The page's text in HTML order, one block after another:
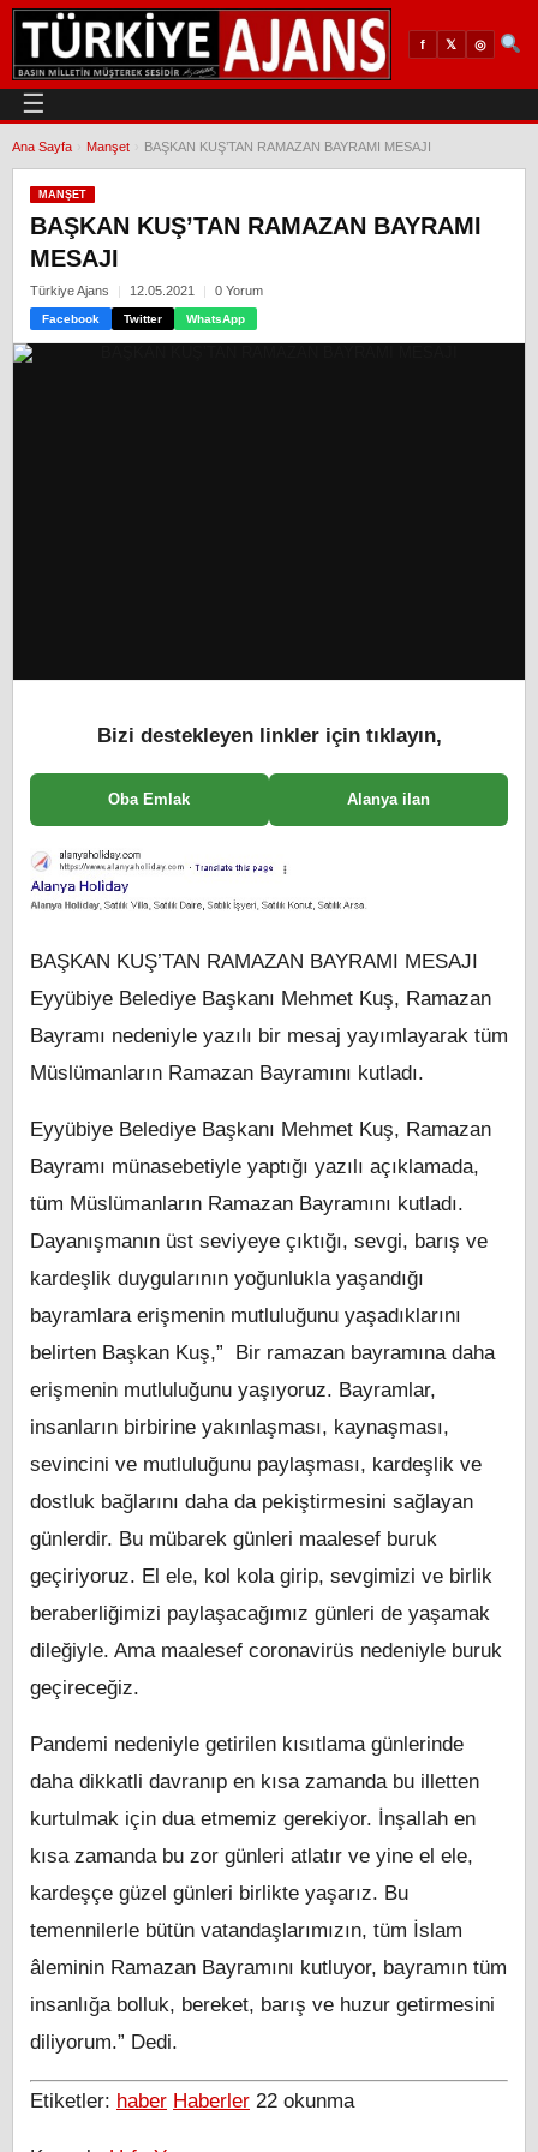
f 𝕏 ◎
☰
Ana Sayfa Manşet BAŞKAN KUŞ’TAN RAMAZAN BAYRAMI MESAJI
MANŞET
BAŞKAN KUŞ’TAN RAMAZAN BAYRAMI
MESAJI
Türkiye Ajans 12.05.2021 0 Yorum
Facebook Twitter WhatsApp
Bizi destekleyen linkler için tıklayın,
Oba Emlak Alanya ilan
BAŞKAN KUŞ’TAN RAMAZAN BAYRAMI MESAJI
Eyyübiye Belediye Başkanı Mehmet Kuş, Ramazan
Bayramı nedeniyle yazılı bir mesaj yayımlayarak tüm
Müslümanların Ramazan Bayramını kutladı.
Eyyübiye Belediye Başkanı Mehmet Kuş, Ramazan
Bayramı münasebetiyle yaptığı yazılı açıklamada,
tüm Müslümanların Ramazan Bayramını kutladı.
Dayanışmanın üst seviyeye çıktığı, sevgi, barış ve
kardeşlik duygularının yoğunlukla yaşandığı
bayramlara erişmenin mutluluğunu yaşadıklarını
belirten Başkan Kuş,” Bir ramazan bayramına daha
erişmenin mutluluğunu yaşıyoruz. Bayramlar,
insanların birbirine yakınlaşması, kaynaşması,
sevincini ve mutluluğunu paylaşması, kardeşlik ve
dostluk bağlarını daha da pekiştirmesini sağlayan
günlerdir. Bu mübarek günleri maalesef buruk
geçiriyoruz. El ele, kol kola girip, sevgimizi ve birlik
beraberliğimizi paylaşacağımız günleri de yaşamak
dileğiyle. Ama maalesef coronavirüs nedeniyle buruk
geçireceğiz.
Pandemi nedeniyle getirilen kısıtlama günlerinde
daha dikkatli davranıp en kısa zamanda bu illetten
kurtulmak için dua etmemiz gerekiyor. İnşallah en
kısa zamanda bu zor günleri atlatır ve yine el ele,
kardeşçe güzel günleri birlikte yaşarız. Bu
temennilerle bütün vatandaşlarımızın, tüm İslam
âleminin Ramazan Bayramını kutluyor, bayramın tüm
insanlığa bolluk, bereket, barış ve huzur getirmesini
diliyorum.” Dedi.
Etiketler: haber Haberler 22 okunma